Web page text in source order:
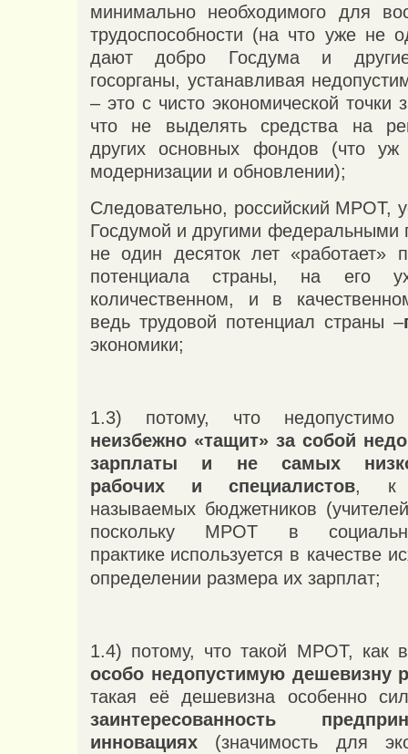
минимально необходимого для
трудоспособности (на что уже не
дают добро Госдума и
госорганы, устанавливая
– это с чисто экономической точки
что не выделять средства на
других основных фондов (что уж
модернизации и обновлении);
Следовательно, российский МРОТ,
Госдумой и другими федеральными
не один десяток лет «работает»
потенциала страны, на его
количественном, и в
ведь трудовой потенциал страны –
экономики;
1.3) потому, что
неизбежно «тащит» за собой
зарплаты и не самых
рабочих и специалистов, к
называемых бюджетников
поскольку МРОТ в социально-
практике используется в качестве
определении размера их зарплат;
1.4) потому, что такой МРОТ, как
особо недопустимую дешевизну
такая её дешевизна особенно
заинтересованность
инновациях (значимость для